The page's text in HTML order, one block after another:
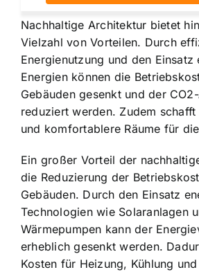
Nachhaltige Architektur bietet
Vielzahl von Vorteilen. Durch
Energienutzung und den Einsatz
Energien können die
Gebäuden gesenkt und der
reduziert werden. Zudem
und komfortablere Räume für
Ein großer Vorteil der
die Reduzierung der
Gebäuden. Durch den Einsatz
Technologien wie Solaranlagen
Wärmepumpen kann der
erheblich gesenkt werden.
Kosten für Heizung, Kühlung